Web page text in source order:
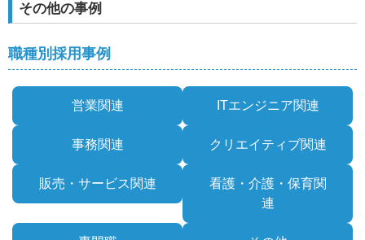
その他の事例
職種別採用事例
営業関連 ITエンジニア関連
事務関連 クリエイティブ関連
販売・サービス関連
看護・介護・保育関
連